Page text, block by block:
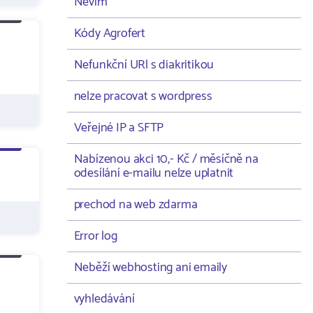
Kódy Agrofert
Nefunkční URl s diakritikou
nelze pracovat s wordpress
Veřejné IP a SFTP
Nabízenou akci 10,- Kč / měsíčně na
odesílání e-mailu nelze uplatnit
prechod na web zdarma
Error log
Neběží webhosting ani emaily
vyhledávání